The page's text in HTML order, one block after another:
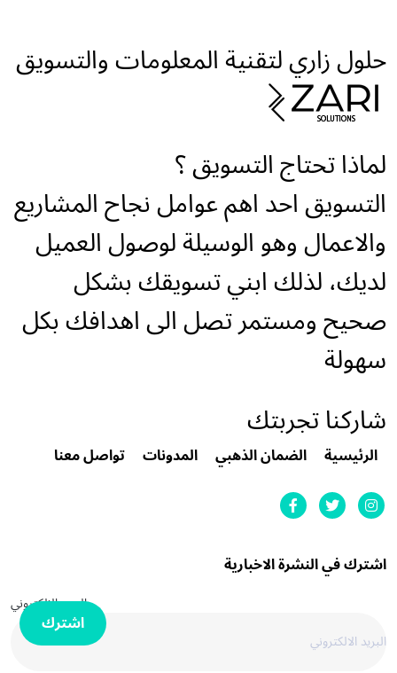
حلول زاري لتقنية المعلومات والتسويق
لماذا تحتاج التسويق ؟
التسويق احد اهم عوامل نجاح المشاريع
والاعمال وهو الوسيلة لوصول العميل
لديك، لذلك ابني تسويقك بشكل
صحيح ومستمر تصل الى اهدافك بكل
سهولة
شاركنا تجربتك
الرئيسية الضمان الذهبي المدونات تواصل معنا
اشترك في النشرة الاخبارية
البريد الالكتروني